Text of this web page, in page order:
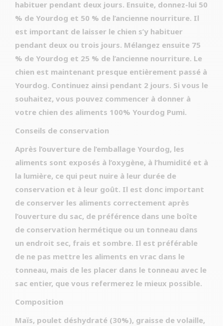
habituer pendant deux jours. Ensuite, donnez-lui 50
% de Yourdog et 50 % de l’ancienne nourriture. Il
est important de laisser le chien s’y habituer
pendant deux ou trois jours. Mélangez ensuite 75
% de Yourdog et 25 % de l’ancienne nourriture. Le
chien est maintenant presque entièrement passé à
Yourdog. Continuez ainsi pendant 2 jours. Si vous le
souhaitez, vous pouvez commencer à donner à
votre chien des aliments 100% Yourdog Pumi.
Conseils de conservation
Après l’ouverture de l’emballage Yourdog, les
aliments sont exposés à l’oxygène, à l’humidité et à
la lumière, ce qui peut nuire à leur durée de
conservation et à leur goût. Il est donc important
de conserver les aliments correctement après
l’ouverture du sac, de préférence dans une boîte
de conservation hermétique ou un tonneau dans
un endroit sec, frais et sombre. Il est préférable
de ne pas mettre les aliments en vrac dans le
tonneau, mais de les placer dans le tonneau avec le
sac entier, que vous refermerez le mieux possible.
Composition
Maïs, poulet déshydraté (30%), graisse de volaille,